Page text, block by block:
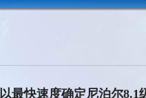
最快速度确定尼泊尔8.1